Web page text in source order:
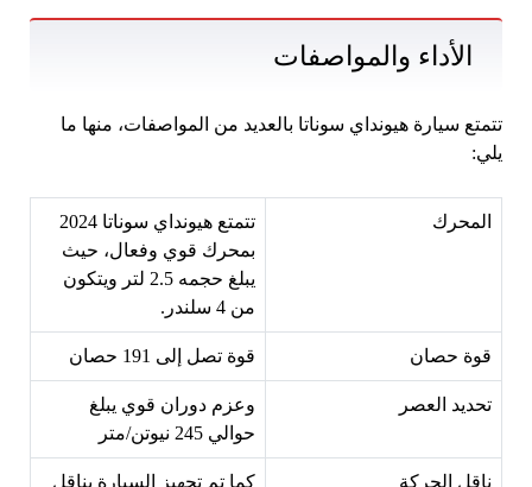
الأداء والمواصفات
تتمتع سيارة هيونداي سوناتا بالعديد من المواصفات، منها ما
يلي:
المحرك
تتمتع هيونداي سوناتا 2024
بمحرك قوي وفعال، حيث
يبلغ حجمه 2.5 لتر ويتكون
من 4 سلندر.
قوة حصان قوة تصل إلى 191 حصان
تحديد العصر
وعزم دوران قوي يبلغ
حوالي 245 نيوتن/متر
ناقل الحركة
كما تم تجهيز السيارة بناقل